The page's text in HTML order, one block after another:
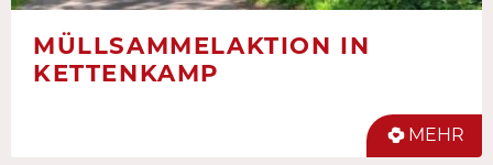
MÜLLSAMMELAKTION IN
KETTENKAMP
MEHR